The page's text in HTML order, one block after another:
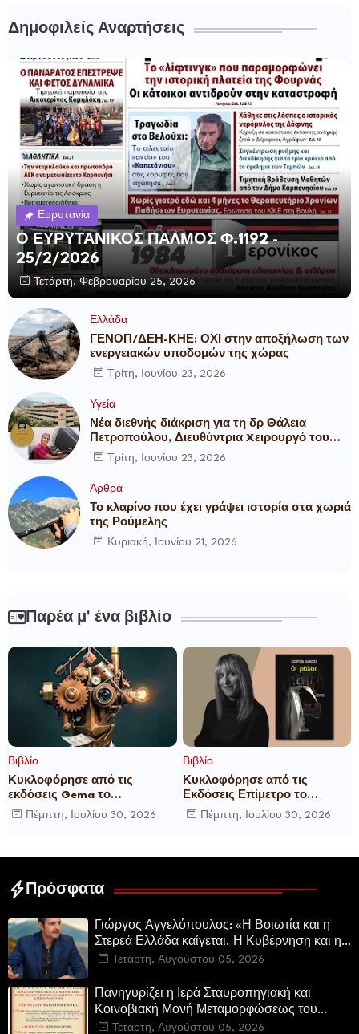
Δημοφιλείς Αναρτήσεις
Ευρυτανία
Ο ΕΥΡΥΤΑΝΙΚΟΣ ΠΑΛΜΟΣ Φ.1192 -
25/2/2026
Τετάρτη, Φεβρουαρίου 25, 2026
Ελλάδα
ΓΕΝΟΠ/ΔΕΗ-ΚΗΕ: ΟΧΙ στην αποξήλωση των
ενεργειακών υποδομών της χώρας
Τρίτη, Ιουνίου 23, 2026
Υγεία
Νέα διεθνής διάκριση για τη δρ Θάλεια
Πετροπούλου, Διευθύντρια Xειρουργό του
Metropolitan General
Τρίτη, Ιουνίου 23, 2026
Άρθρα
Το κλαρίνο που έχει γράψει ιστορία στα χωριά
της Ρούμελης
Κυριακή, Ιουνίου 21, 2026
Παρέα μ' ένα βιβλίο
Βιβλίο
Κυκλοφόρησε από τις
εκδόσεις Gema το
μυθιστόρημα του γνωστού
δημοσιογράφου Γεώργιου Θ.
Πέμπτη, Ιουλίου 30, 2026
Βιβλίο
Κυκλοφόρησε από τις
Εκδόσεις Επίμετρο το
αστυνομικό μυθιστόρημα της
Κατερίνας Πανούση Οι ρόλοι
Πέμπτη, Ιουλίου 30, 2026
Πρόσφατα
Γιώργος Αγγελόπουλος: «Η Βοιωτία και η
Στερεά Ελλάδα καίγεται. Η Κυβέρνηση και η
Περιφερειακή Αρχή αυτοθαυμάζονται.»
Τετάρτη, Αυγούστου 05, 2026
Πανηγυρίζει η Ιερά Σταυροπηγιακή και
Κοινοβιακή Μονή Μεταμορφώσεως του
Σωτήρος Καμενων Βουρλων (Μονή Αγιάς ή
Τετάρτη, Αυγούστου 05, 2026